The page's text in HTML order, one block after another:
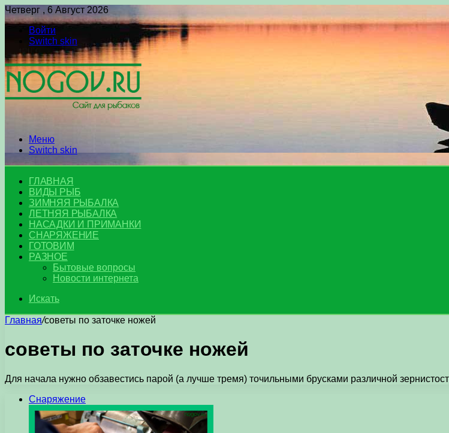
Четверг , 6 Август 2026
Войти
Switch skin
Меню
Switch skin
ГЛАВНАЯ
ВИДЫ РЫБ
ЗИМНЯЯ РЫБАЛКА
ЛЕТНЯЯ РЫБАЛКА
НАСАДКИ И ПРИМАНКИ
СНАРЯЖЕНИЕ
ГОТОВИМ
РАЗНОЕ
Бытовые вопросы
Новости интернета
Искать
Главная/советы по заточке ножей
советы по заточке ножей
Для начала нужно обзавестись парой (а лучше тремя) точильными брусками различной
Снаряжение